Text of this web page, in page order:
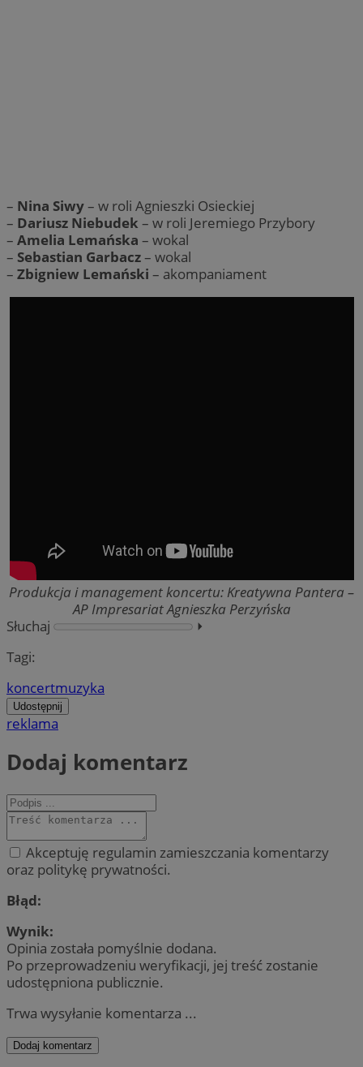
– Nina Siwy– w roli Agnieszki Osieckiej
– Dariusz Niebudek – w roli Jeremiego Przybory
– Amelia Lemańska – wokal
– Sebastian Garbacz– wokal
– Zbigniew Lemański – akompaniament
Produkcja i management koncertu: Kreatywna Pantera –
AP Impresariat Agnieszka Perzyńska
Słuchaj
⏵︎
Tagi:
koncertmuzyka
Udostępnij
reklama
Dodaj komentarz
Akceptuję regulamin zamieszczania komentarzy
oraz politykę prywatności.
Błąd:
Wynik:
Opinia została pomyślnie dodana.
Po przeprowadzeniu weryfikacji, jej treść zostanie
udostępniona publicznie.
Trwa wysyłanie komentarza ...
Dodaj komentarz